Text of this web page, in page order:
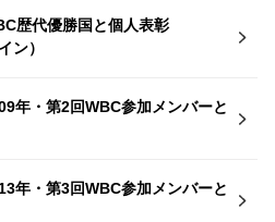
歴代優勝国と個人表彰
ン）
年・第2回WBC参加メンバーと
年・第3回WBC参加メンバーと